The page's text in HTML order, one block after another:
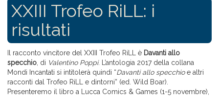
XXIII Trofeo RiLL: i
risultati
Il racconto vincitore del XXIII Trofeo RiLL è Davanti allo
specchio , di Valentino Poppi. L’antologia 2017 della collana
Mondi Incantati si intitolerà quindi “Davanti allo specchioe altri
racconti dal Trofeo RiLL e dintorni” (ed. Wild Boar).
Presenteremo il libro a Lucca Comics & Games (1-5 novembre),